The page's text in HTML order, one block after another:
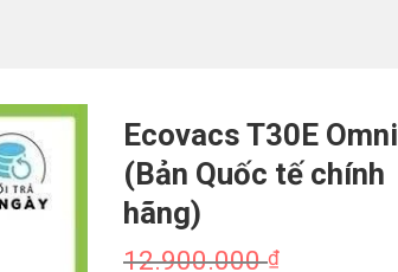
Ecovacs T30E Omni
(Bản Quốc tế chính
hãng)
12.900.000₫